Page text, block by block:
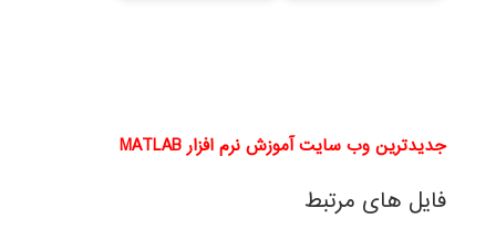
جدیدترین وب سایت آموزش نرم افزار MATLAB
فایل های مرتبط